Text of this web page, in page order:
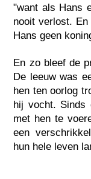
"want als Hans
nooit verlost.
Hans geen
En zo bleef de
De leeuw was
hen ten oorlog
hij vocht. Sinds
met hen te
een
hun hele leven